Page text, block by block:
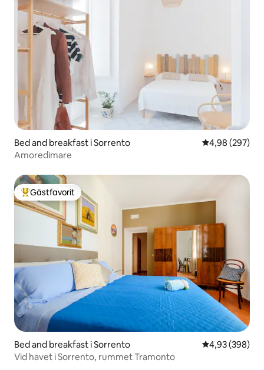
Bed and breakfast i Sorrento 4,98 av 5 i
4,98 (297)
Amoredimare
Populär gästfavorit
Gästfavorit
Bed and breakfast i Sorrento 4,93 av 5 i
4,93 (398)
Vid havet i Sorrento, rummet Tramonto